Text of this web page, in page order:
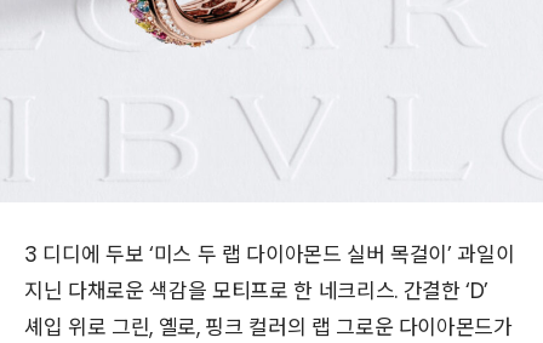
3 디디에 두보 ‘미스 두 랩 다이아몬드 실버 목걸이’ 과일이
지닌 다채로운 색감을 모티프로 한 네크리스. 간결한 ‘D’
셰입 위로 그린, 옐로, 핑크 컬러의 랩 그로운 다이아몬드가